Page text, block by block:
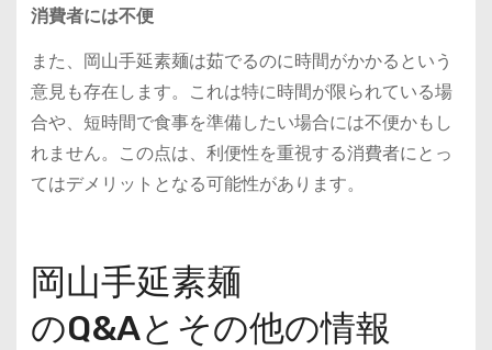
消費者には不便
また、岡山手延素麺は茹でるのに時間がかかるという
意見も存在します。これは特に時間が限られている場
合や、短時間で食事を準備したい場合には不便かもし
れません。この点は、利便性を重視する消費者にとっ
てはデメリットとなる可能性があります。
岡山手延素麺
のQ&Aとその他の情報